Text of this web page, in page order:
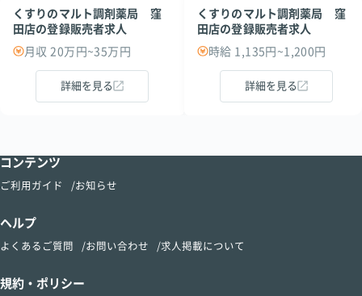
くすりのマルト調剤薬局 窪
田店の登録販売者求人
月収 20万円~35万円
詳細を見る
くすりのマルト調剤薬局 窪
田店の登録販売者求人
時給 1,135円~1,200円
詳細を見る
コンテンツ
ご利用ガイド お知らせ
ヘルプ
よくあるご質問 お問い合わせ 求人掲載について
規約・ポリシー